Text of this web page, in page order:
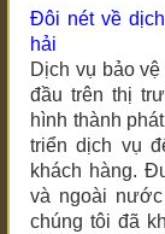
Đôi nét về
hải
Dịch vụ bảo vệ
đầu trên thị
hình thành
triển dịch vụ
khách hàng.
và ngoài
chúng tôi đã